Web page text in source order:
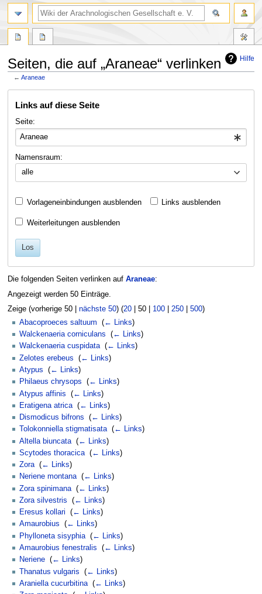
Hilfe
Seiten, die auf „Araneae“ verlinken
←Araneae
Navigation
Suche
Links auf diese Seite
Seite:
Namensraum:
alle
Vorlageneinbindungen ausblenden Links ausblenden
Weiterleitungen ausblenden
Los
Die folgenden Seiten verlinken auf Araneae:
Angezeigt werden 50 Einträge.
Zeige (vorherige 50| nächste 50) (20| 50| 100| 250| 500)
Abacoproeces saltuum
(← Links)
Walckenaeria corniculans
(← Links)
Walckenaeria cuspidata‎ (← Links)
Zelotes erebeus
(← Links)
Atypus
(← Links)
Philaeus chrysops
(← Links)
Atypus affinis
(← Links)
Eratigena atrica (← Links)
Dismodicus bifrons
(← Links)
Tolokonniella stigmatisata‎ (← Links)
Altella biuncata (← Links)
Scytodes thoracica‎ (← Links)
Zora‎ (← Links)
Neriene montana‎ (← Links)
Zora spinimana (← Links)
Zora silvestris
(← Links)
Eresus kollari
(← Links)
Amaurobius
(← Links)
Phylloneta sisyphia (← Links)
Amaurobius fenestralis
(← Links)
Neriene (← Links)
Thanatus vulgaris
(← Links)
Araniella cucurbitina (← Links)